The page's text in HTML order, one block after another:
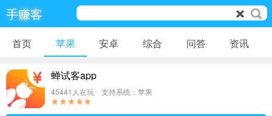
手赚客
首页 苹果 安卓 综合 问答 资讯
蝉试客app
45441人在玩 支持系统：苹果